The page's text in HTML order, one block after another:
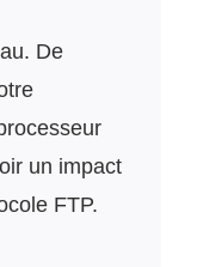
De
un impact
FTP.